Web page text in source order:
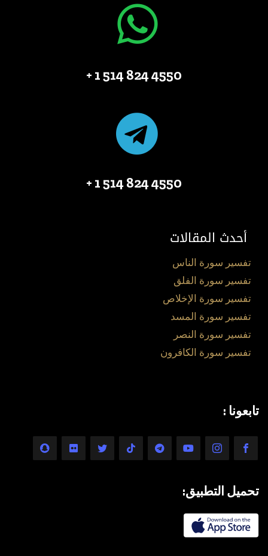
4550 824 514 1 +
4550 824 514 1 +
أحدث المقالات
تفسير سورة الناس
تفسير سورة الفلق
تفسير سورة الإخلاص
تفسير سورة المسد
تفسير سورة النصر
تفسير سورة الكافرون
تابعونا :
تحميل التطبيق: